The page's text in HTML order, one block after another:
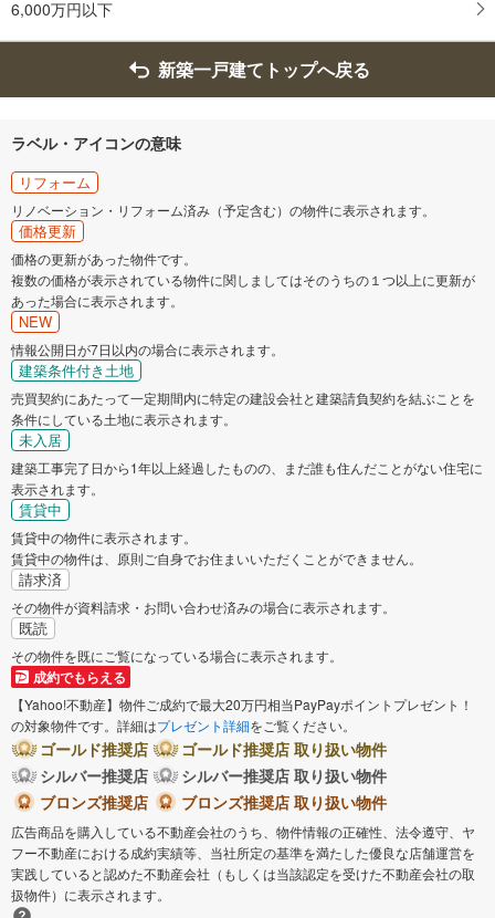
6,000万円以下
新築一戸建てトップへ戻る
ラベル・アイコンの意味
リフォーム
リノベーション・リフォーム済み（予定含む）の物件に表示されます。
価格更新
価格の更新があった物件です。
複数の価格が表示されている物件に関しましてはそのうちの１つ以上に更新が
あった場合に表示されます。
NEW
情報公開日が7日以内の場合に表示されます。
建築条件付き土地
売買契約にあたって一定期間内に特定の建設会社と建築請負契約を結ぶことを
条件にしている土地に表示されます。
未入居
建築工事完了日から1年以上経過したものの、まだ誰も住んだことがない住宅に
表示されます。
賃貸中
賃貸中の物件に表示されます。
賃貸中の物件は、原則ご自身でお住まいいただくことができません。
請求済
その物件が資料請求・お問い合わせ済みの場合に表示されます。
既読
その物件を既にご覧になっている場合に表示されます。
成約でもらえる
【Yahoo!不動産】物件ご成約で最大20万円相当PayPayポイントプレゼント！
の対象物件です。詳細はプレゼント詳細をご覧ください。
ゴールド推奨店
ゴールド推奨店 取り扱い物件
シルバー推奨店
シルバー推奨店 取り扱い物件
ブロンズ推奨店
ブロンズ推奨店 取り扱い物件
広告商品を購入している不動産会社のうち、物件情報の正確性、法令遵守、ヤ
フー不動産における成約実績等、当社所定の基準を満たした優良な店舗運営を
実践していると認めた不動産会社（もしくは当該認定を受けた不動産会社の取
扱物件）に表示されます。